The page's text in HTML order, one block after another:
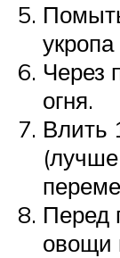
Через
огня.
Влить
Перед
овощи